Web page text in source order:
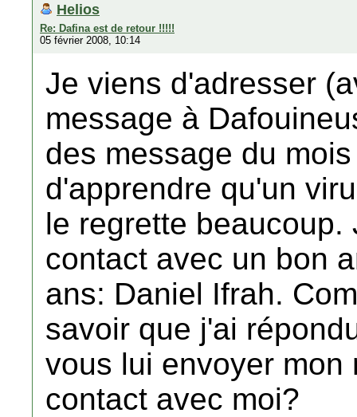
Helios
Re: Dafina est de retour !!!!!
05 février 2008, 10:14
Je viens d'adresser
message à
des message du
d'apprendre qu'un
le regrette
contact avec un bon
ans: Daniel Ifrah.
savoir que j'ai
vous lui envoyer mon
contact avec moi?